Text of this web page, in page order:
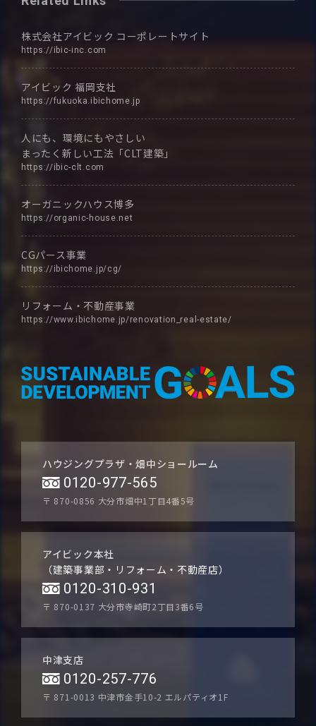
株式会社アイビック コーポレートサイト
https://ibic-inc.com
アイビック 福岡支社
https://fukuoka.ibichome.jp
人にも、環境にもやさしい
まったく新しい工法「CLT建築」
https://ibic-clt.com
オーガニックハウス博多
https://organic-house.net
CGパース事業
https://ibichome.jp/cg/
リフォーム・不動産事業
https://www.ibichome.jp/renovation_real-estate/
ハウジングプラザ・畑中ショールーム
0120-977-565
〒 870-0856 大分市畑中1丁目4番5号
アイビック本社
（建築事業部・リフォーム・不動産店）
0120-310-931
〒 870-0137 大分市寺崎町2丁目3番6号
中津支店
0120-257-776
〒 871-0013 中津市金手10-2 エルパティオ1F